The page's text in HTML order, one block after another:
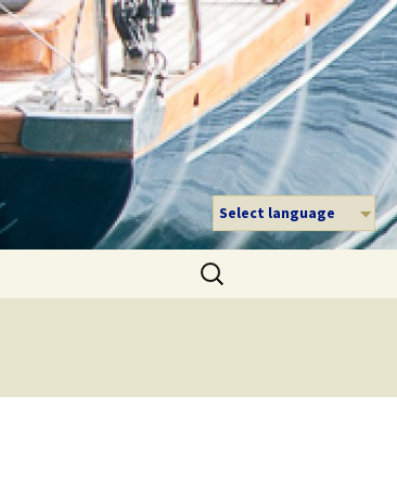
Select language
Suche
nach: